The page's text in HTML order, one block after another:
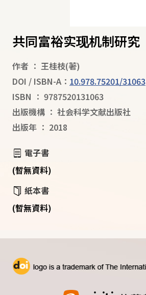
共同富裕实现机制研究
作者 ： 王桂枝(著)
DOI / ISBN-A： 10.978.75201/31063
ISBN ： 9787520131063
出版機構 ： 社会科学文献出版社
出版年 ： 2018
電子書
(暫無資料)
紙本書
(暫無資料)